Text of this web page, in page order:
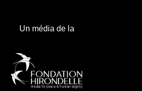
Un média de la